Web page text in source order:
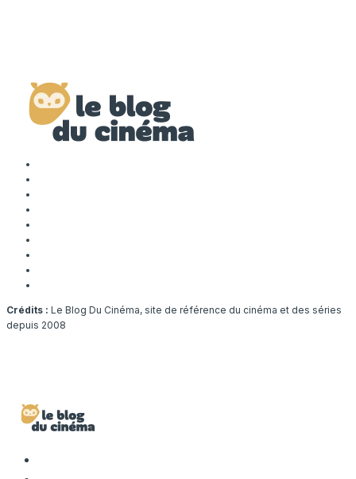
Crédits : Le Blog Du Cinéma, site de référence du cinéma et des séries
depuis 2008